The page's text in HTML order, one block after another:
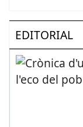
EDITORIAL